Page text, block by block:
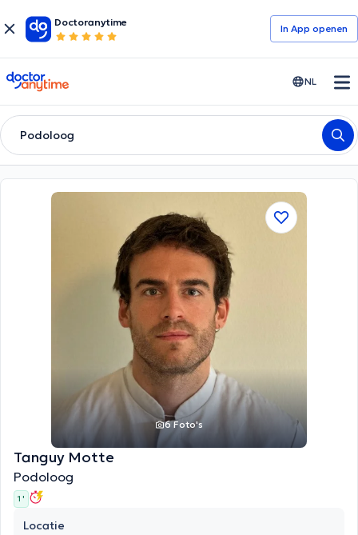
Doctoranytime
In App openen
doctoranytime NL
Podoloog
6 Foto's
Tanguy Motte
Podoloog
1 '
Locatie